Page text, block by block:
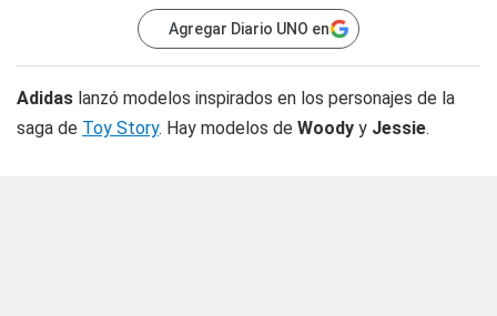
Agregar Diario UNO en
Adidas lanzó modelos inspirados en los personajes de la
saga de Toy Story. Hay modelos de Woody y Jessie.